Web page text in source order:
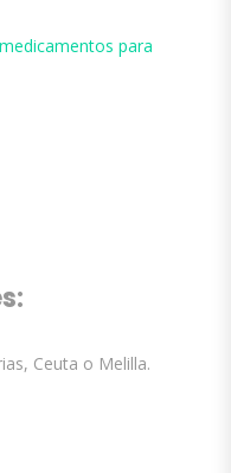
para
Ceuta o Melilla.